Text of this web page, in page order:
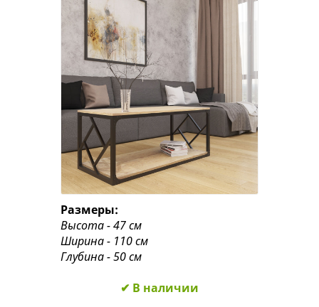
Размеры:
Высота - 47 см
Ширина - 110 см
Глубина - 50 см
✔ В наличии